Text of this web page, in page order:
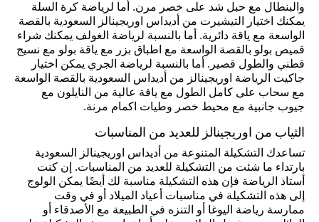
والبنطال مع حبل شد على خصر مرن. أما لرياضة كرة السلة
يمكنك اختيار التيشيرت من أديداس اوريجينالز السعودية بالقصة
الواسعة مع ياقة دائرية. أما بالنسبة لرياضة الغولف يمكنك شراء
قميص بولو بالقصة الواسعة مع اطباق بزر مع ياقة بولو مع نسيج
قطني والطول قصير. أما بالنسبة لرياضة الجري يمكن اختيار
جاكيت الرياضة اوريجينالز من أديداس السعودية بالقصة الواسعة
مع سحاب على كامل الطول مع ياقة عالية من النايلون مع
جيوب جانبية مع محيط خصر وطيات اكمام مرنة.
الثياب من اوريجينالز للعديد من المناسبات
تساعدك التشكيلة المتنوعة من أديداس اوريجينالز السعودية
بارتداء ما شئت من التشكيلة للعديد من المناسبات. إن كنت
أستاذ الرياضة فإن هذه التشكيلة مناسبة لك أيضًا يمكن الولوج
إلى هذه التشكيلة في مناسبات أعياد الميلاد أو في وقت
ممارسة رياضة اليوغا أو التنزه في الطبيعة مع الأصدقاء أو